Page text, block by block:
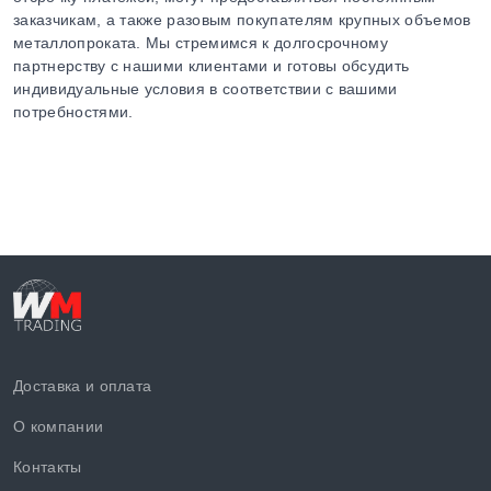
заказчикам, а также разовым покупателям крупных объемов
металлопроката. Мы стремимся к долгосрочному
партнерству с нашими клиентами и готовы обсудить
индивидуальные условия в соответствии с вашими
потребностями.
Доставка и оплата
О компании
Контакты